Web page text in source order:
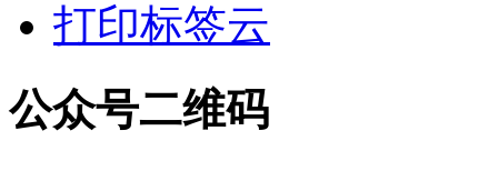
打印标签云
公众号二维码